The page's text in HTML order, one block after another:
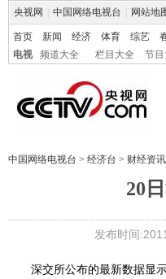
央视网 中国网络电视台 网站地
首页 新闻 经济 体育 综艺
电视
频道大全 栏目大全 节目
中国网络电视台 > 经济台 > 财经资讯
20
发布时间
深交所公布的最新数据显示